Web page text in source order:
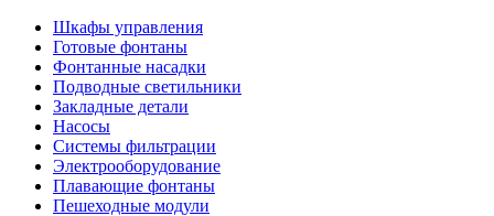
Шкафы управления
Готовые фонтаны
Фонтанные насадки
Подводные светильники
Закладные детали
Насосы
Системы фильтрации
Электрооборудование
Плавающие фонтаны
Пешеходные модули